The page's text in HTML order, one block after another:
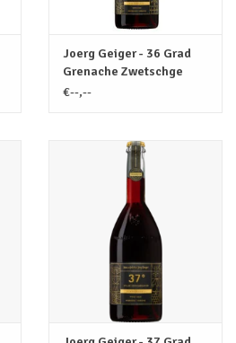
Joerg Geiger - 36 Grad
Grenache Zwetschge
Alcoholvrij (BIO-VEGAN) /
€--,--